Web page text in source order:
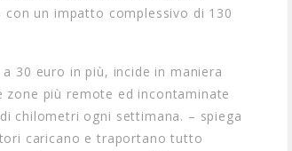
un impatto complessivo di 130
30 euro in più, incide in maniera
zone più remote ed incontaminate
chilometri ogni settimana. – spiega
caricano e traportano tutto